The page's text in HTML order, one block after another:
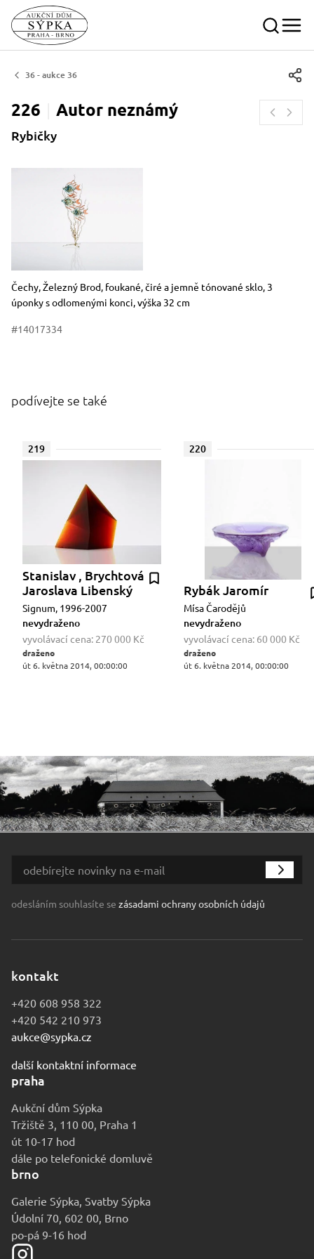
36 - aukce 36
226 Autor neznámý
Rybičky
Rozměry
Stručný popis předmětu
Čechy, Železný Brod, foukané, čiré a jemně tónované sklo, 3
úponky s odlomenými konci, výška 32 cm
#14017334
podívejte se také
219
Stanislav , Brychtová
Jaroslava Libenský
Signum, 1996-2007
nevydraženo
vyvolávací cena: 270 000 Kč
draženo
út 6. května 2014, 00:00:00
220
Rybák Jaromír
Mísa Čarodějů
nevydraženo
vyvolávací cena: 60 000 Kč
draženo
út 6. května 2014, 00:00:00
odesláním souhlasíte se zásadami ochrany osobních údajů
kontakt
+420 608 958 322
+420 542 210 973
aukce@sypka.cz
další kontaktní informace
praha
Aukční dům Sýpka
Tržiště 3, 110 00, Praha 1
út 10-17 hod
dále po telefonické domluvě
brno
Galerie Sýpka, Svatby Sýpka
Údolní 70, 602 00, Brno
po-pá 9-16 hod